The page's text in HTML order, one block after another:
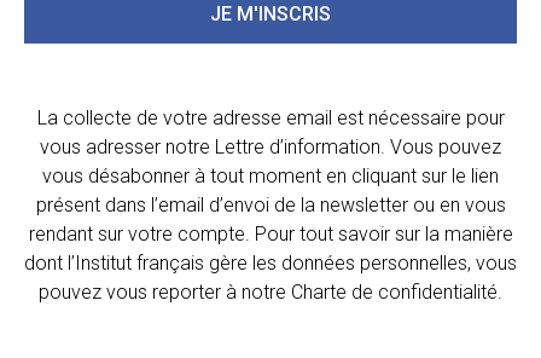
JE M'INSCRIS
La collecte de votre adresse email est nécessaire pour
vous adresser notre Lettre d’information. Vous pouvez
vous désabonner à tout moment en cliquant sur le lien
présent dans l’email d’envoi de la newsletter ou en vous
rendant sur votre compte. Pour tout savoir sur la manière
dont l’Institut français gère les données personnelles, vous
pouvez vous reporter à notre Charte de confidentialité.